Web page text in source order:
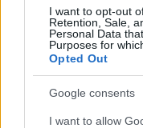
I want to opt-out
Retention, Sale,
Personal Data
Purposes for
Opted Out
Google consents
I want to allow